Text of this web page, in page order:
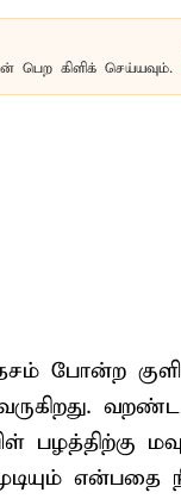
பெற கிளிக் செய்யவும்.
போன்ற
வறண்ட
என்பதை